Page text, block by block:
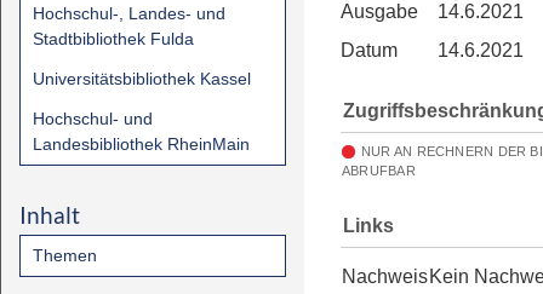
Hochschul-, Landes- und
Stadtbibliothek Fulda
Universitätsbibliothek Kassel
Hochschul- und
Landesbibliothek RheinMain
Inhalt
Themen
Ausgabe
14.6.2021
Datum
14.6.2021
NUR AN RECHNERN DER
ABRUFBAR
Links
NachweisKein